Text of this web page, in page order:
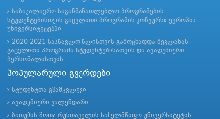
საბაკალავრო საგანმანათლებლო პროგრამების
სტუდენტებისთვის გაცვლითი პროგრამის კონკურსი ევროპის
უნივერსიტეტებში
2020-2021 სასწავლო წლისთვის გამოცხადდა მევლანას
გაცვლითი პროგრამა სტუდენტებისათვის და აკადემიური
პერსონალისთვის
პოპულარული გვერდები
სტუდენტთა გზამკვლევი
აკადემიური კალენდარი
ბათუმის შოთა რუსთაველის სახელმწიფო უნივერსიტეტის